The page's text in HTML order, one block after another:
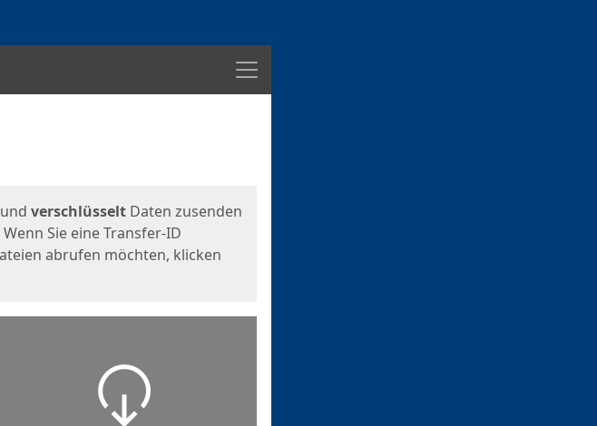
Menü
und verschlüsselt Daten zusenden
Sie eine Transfer-ID
abrufen möchten, klicken